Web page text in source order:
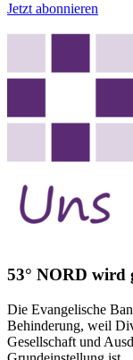
Jetzt abonnieren
53° NORD wird
Die Evangelische
Behinderung, weil
Gesellschaft und